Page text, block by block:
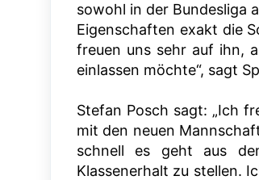
sowohl in der Bundesliga
Eigenschaften exakt die
freuen uns sehr auf ihn,
einlassen möchte“, sagt
Stefan Posch sagt: „Ich
mit den neuen
schnell es geht aus
Klassenerhalt zu stellen.